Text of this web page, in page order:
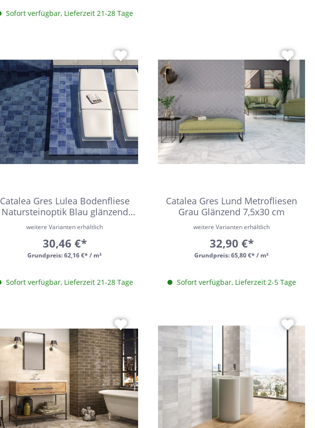
Auf Lager
Sofort verfügbar, Lieferzeit 21-28 Tage
Catalea Gres Lulea Bodenfliese
Natursteinoptik Blau glänzend
15x15 cm
Grundpreis:62,16 €* / m²
weitere Varianten erhältlich
30,46 €*
Sofort verfügbar, Lieferzeit 21-28 Tage
Catalea Gres Lund Metrofliesen
Grau Glänzend 7,5x30 cm
Grundpreis:65,80 €* / m²
weitere Varianten erhältlich
32,90 €*
Sofort verfügbar, Lieferzeit 2-5 Tage